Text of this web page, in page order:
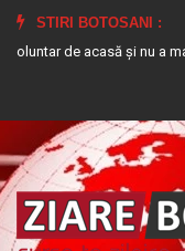
STIRI BOTOSANI :
acasă și nu a mai revenit